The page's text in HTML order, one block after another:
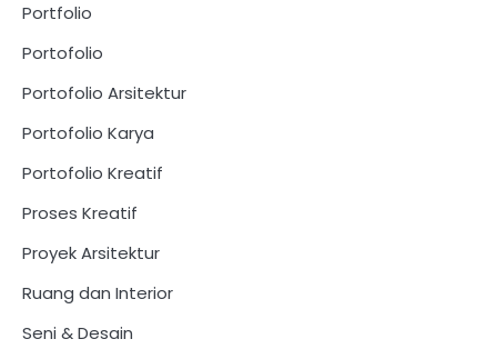
Portfolio
Portofolio
Portofolio Arsitektur
Portofolio Karya
Portofolio Kreatif
Proses Kreatif
Proyek Arsitektur
Ruang dan Interior
Seni & Desain